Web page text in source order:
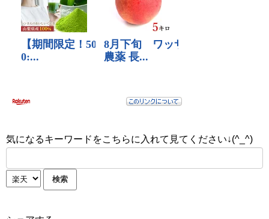
気になるキーワードをこちらに入れて見てください↓(^_^)